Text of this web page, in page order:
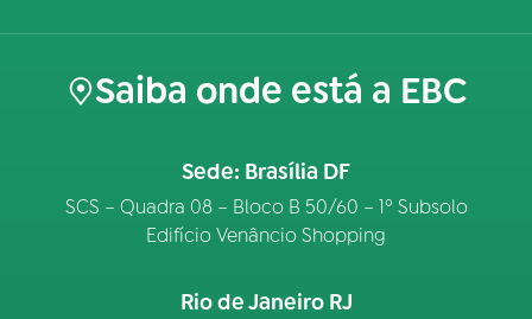
Saiba onde está a EBC
Sede: Brasília DF
SCS – Quadra 08 – Bloco B 50/60 – 1º Subsolo
Edifício Venâncio Shopping
Rio de Janeiro RJ